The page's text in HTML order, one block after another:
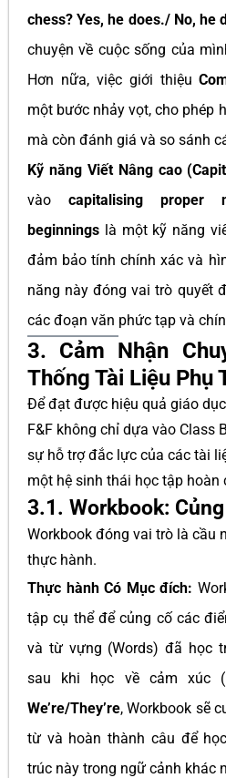
chess? Yes, he does./ No, he
chuyện về cuộc sống của
Hơn nữa, việc giới thiệu
một bước nhảy vọt, cho phép
mà còn đánh giá và so sánh
Kỹ năng Viết Nâng cao
vào capitalising proper
beginnings là một kỹ năng
đảm bảo tính chính xác và
năng này đóng vai trò quyết
các đoạn văn phức tạp và
3. Cảm Nhận
Thống Tài Liệu Phụ
Để đạt được hiệu quả giáo
F&F không chỉ dựa vào Class
sự hỗ trợ đắc lực của các tài
một hệ sinh thái học tập hoàn
3.1. Workbook:
Workbook đóng vai trò là cầu
thực hành.
Thực hành Có Mục đích:
tập cụ thể để củng cố các
và từ vựng (Words) đã học
sau khi học về cảm xúc (
We’re/They’re, Workbook sẽ
từ và hoàn thành câu để
trúc này trong ngữ cảnh khác